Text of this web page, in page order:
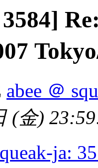
abee ＠
(金)
ja: